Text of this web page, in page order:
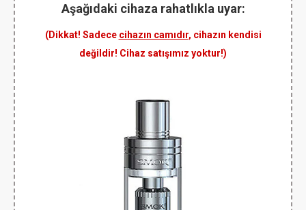
Aşağıdaki cihaza rahatlıkla uyar:
(Dikkat! Sadece cihazın camıdır, cihazın kendisi
değildir! Cihaz satışımız yoktur!)